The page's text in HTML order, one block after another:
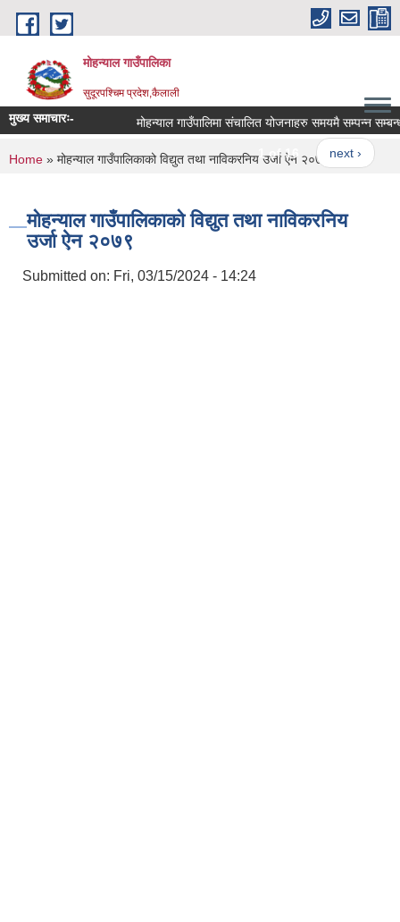
Skip to main content
मोहन्याल गाउँपालिका
सुदूरपश्चिम प्रदेश,कैलाली
मुख्य समाचारः- मोहन्याल गाउँपालिमा संचालित योजनाहरु समयमै सम्पन्न
1 of 16 next ›
You are here
Home » मोहन्याल गाउँपालिकाको विद्युत तथा नाविकरनिय उर्जा ऐन २०७९
मोहन्याल गाउँपालिकाको विद्युत तथा नाविकरनिय
उर्जा ऐन २०७९
Submitted on: Fri, 03/15/2024 - 14:24